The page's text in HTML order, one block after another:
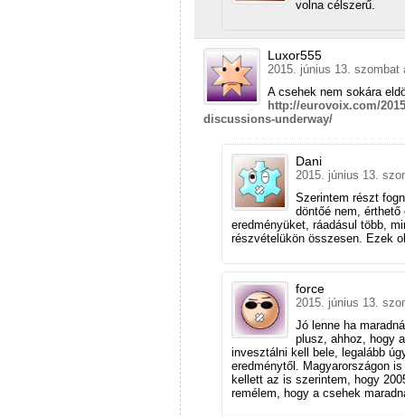
volna célszerű.
Luxor555
2015. június 13. szombat
A csehek nem sokára
http://eurovoix.com/
discussions-underway/
Dani
2015. június 13.
Szerintem részt
döntőé nem,
eredményüket, ráadásul több,
részvételükön összesen. Ezek
force
2015. június 13.
Jó lenne ha
plusz, ahhoz, hogy
invesztálni kell bele, legalább
eredménytől. Magyarországon
kellett az is szerintem, hogy
remélem, hogy a csehek